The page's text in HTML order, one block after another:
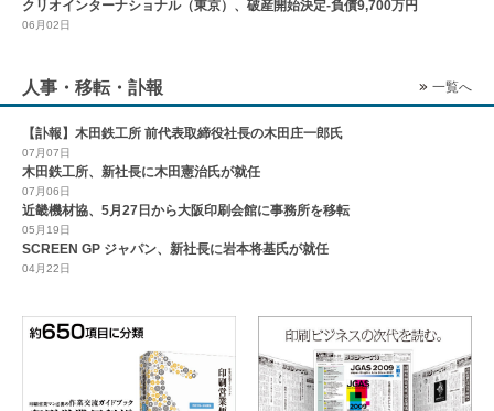
クリオインターナショナル（東京）、破産開始決定-負債9,700万円
06月02日
人事・移転・訃報 一覧へ
【訃報】木田鉄工所 前代表取締役社長の木田庄一郎氏
07月07日
木田鉄工所、新社長に木田憲治氏が就任
07月06日
近畿機材協、5月27日から大阪印刷会館に事務所を移転
05月19日
SCREEN GP ジャパン、新社長に岩本将基氏が就任
04月22日